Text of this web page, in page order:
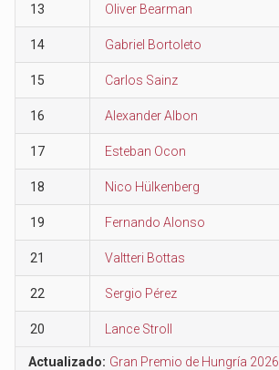
13 Oliver Bearman
14 Gabriel Bortoleto
15 Carlos Sainz
16 Alexander Albon
17 Esteban Ocon
18 Nico Hülkenberg
19 Fernando Alonso
21 Valtteri Bottas
22 Sergio Pérez
20 Lance Stroll
Actualizado: Gran Premio de Hungría 2026